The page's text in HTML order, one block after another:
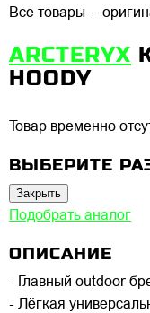
Все товары —
ARCTERYX
HOODY
Товар временно
ВЫБЕРИТЕ
Закрыть
Подобрать аналог
ОПИСАНИЕ
- Главный outdoor
- Лёгкая